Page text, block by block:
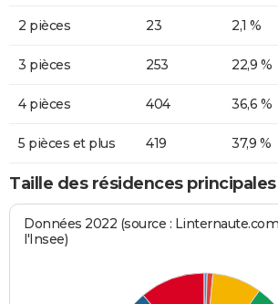
2 pièces 23 2,1 %
3 pièces 253 22,9 %
4 pièces 404 36,6 %
5 pièces et plus 419 37,9 %
Taille des résidences
Données 2022 (source :
l'Insee)